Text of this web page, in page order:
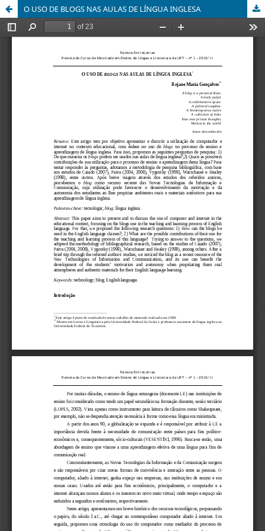
O USO DE BLOGS NAS AULAS DE LÍNGUA INGLESA